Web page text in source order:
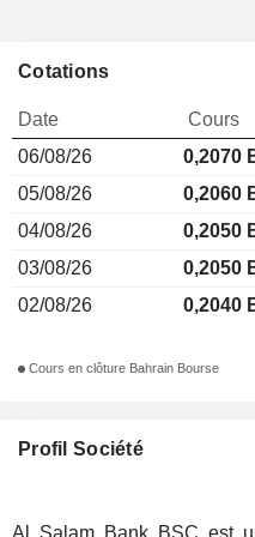
Profil Société
Al Salam Bank BSC est
Cotations
Date Cours
06/08/26
0,2070
05/08/26
0,2060
04/08/26
0,2050
03/08/26
0,2050
02/08/26
0,2040
Cours en clôture Bahrain Bourse